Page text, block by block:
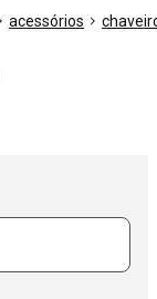
acessórios